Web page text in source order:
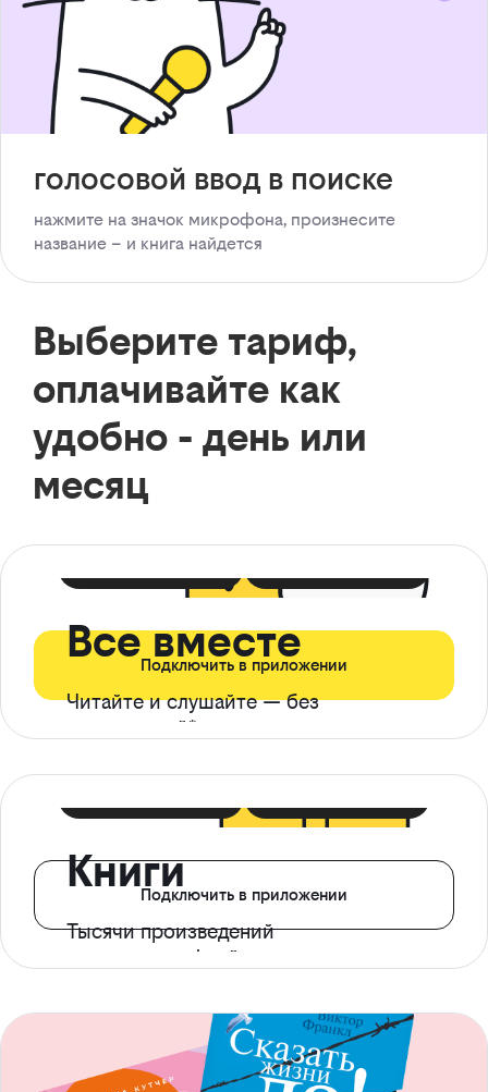
голосовой ввод в поиске
нажмите на значок микрофона, произнесите
название – и книга найдется
Выберите тариф,
оплачивайте как
удобно - день или
месяц
Все вместе
Читайте и слушайте — без
ограничений*
Подключить в приложении
Книги
Тысячи произведений
с доступом офлайн
Подключить в приложении